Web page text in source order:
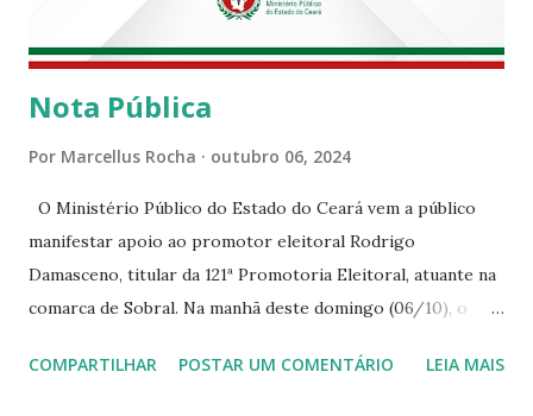
Nota Pública
Por Marcellus Rocha outubro 06, 2024
O Ministério Público do Estado do Ceará vem a público
manifestar apoio ao promotor eleitoral Rodrigo
Damasceno, titular da 121ª Promotoria Eleitoral, atuante na
comarca de Sobral. Na manhã deste domingo (06/10), o
integrava um grupo de apoiadores de um candidato a
COMPARTILHAR POSTAR UM COMENTÁRIO LEIA MAIS